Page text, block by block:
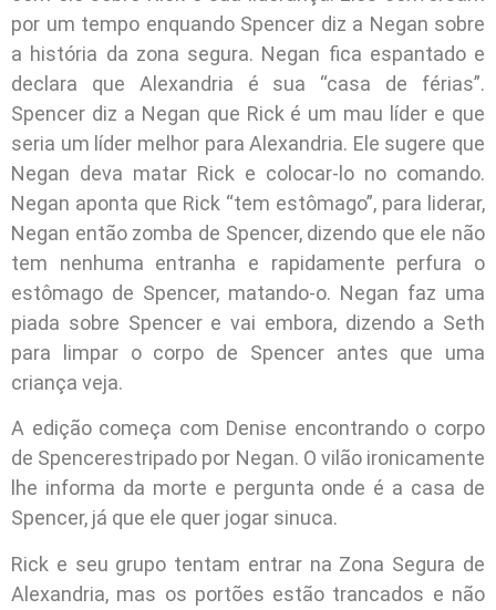
por um tempo enquando Spencer diz a Negan sobre
a história da zona segura. Negan fica espantado e
declara que Alexandria é sua “casa de férias”.
Spencer diz a Negan que Rick é um mau líder e que
seria um líder melhor para Alexandria. Ele sugere que
Negan deva matar Rick e colocar-lo no comando.
Negan aponta que Rick “tem estômago”, para liderar,
Negan então zomba de Spencer, dizendo que ele não
tem nenhuma entranha e rapidamente perfura o
estômago de Spencer, matando-o. Negan faz uma
piada sobre Spencer e vai embora, dizendo a Seth
para limpar o corpo de Spencer antes que uma
criança veja.
A edição começa com Denise encontrando o corpo
de Spencerestripado por Negan. O vilão ironicamente
lhe informa da morte e pergunta onde é a casa de
Spencer, já que ele quer jogar sinuca.
Rick e seu grupo tentam entrar na Zona Segura de
Alexandria, mas os portões estão trancados e não